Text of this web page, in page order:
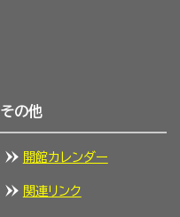
その他
開館カレンダー
関連リンク